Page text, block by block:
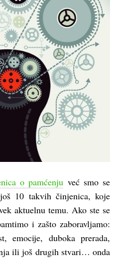
o pamćenju već smo se
10 takvih činjenica, koje
aktuelnu temu. Ako ste se
i zašto zaboravljamo:
duboka prerada,
ili još drugih stvari… onda